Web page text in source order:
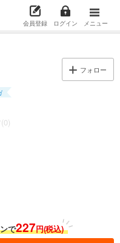
会員登録 ログイン メニュー
フォロー
(0)
で227円(税込)